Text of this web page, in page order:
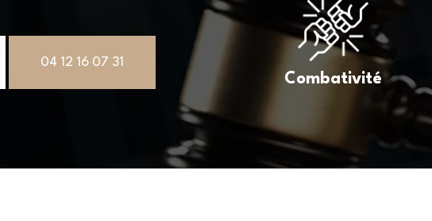
04 12 16 07 31
Combativité